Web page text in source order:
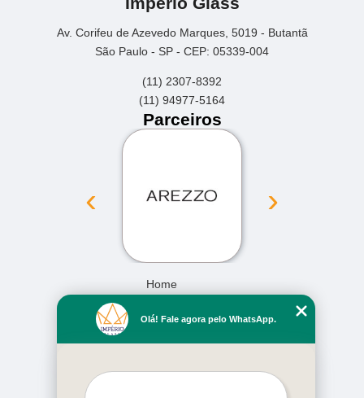
Av. Corifeu de Azevedo Marques, 5019 - Butantã
São Paulo - SP - CEP: 05339-004
(11) 2307-8392
(11) 94977-5164
Parceiros
‹ ›
Home
Missão
Serviços
Olá! Fale agora pelo WhatsApp.